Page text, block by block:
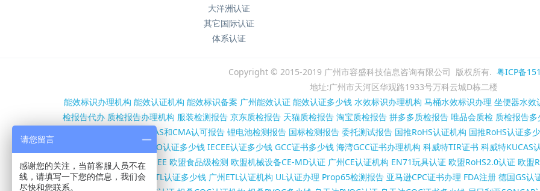
大洋洲认证
其它国际认证
体系认证
Copyright © 2015-2019 广州市容盛科技信息咨询有限公司 版权所有. 粤ICP备
地址:广州市天河区华观路1933号万科云城D栋二楼
能效标识办理机构 能效认证机构 能效标识备案 广州能效认证 能效认证多少钱 水效标识办理机构 马桶水效标识办理 坐便器水效
检报告代办 质检报告办理机构 服装检测报告 京东质检报告 天猫质检报告 淘宝质检报告 拼多多质检报告 唯品会质检 质检报告
CNAS和CMA认可报告 锂电池检测报告 国标检测报告 委托测试报告 国推RoHS认证机构 国推RoHS认证多
SASO认证多少钱 IECEE认证多少钱 GCC证书多少钱 海湾GCC证书办理机构 科威特TIR证书 科威特KUCAS
证
欧盟RED认证 欧盟WEEE 欧盟食品级检测 欧盟机械设备CE-MD认证 广州CE认证机构 EN71玩具认证 欧盟RoHS2.0认证 欧盟
构 FCC证书多少钱 北美ETL认证多少钱 广州ETL认证机构 UL认证办理 Prop65检测报告 亚马逊CPC证书办理 FDA注册 德国GS认
请您留言
感谢您的关注，当前客服人员不在
线，请填写一下您的信息，我们会
尽快和您联系。